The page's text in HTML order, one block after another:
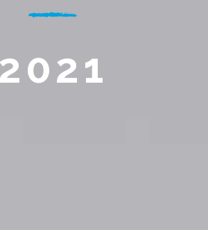
2021